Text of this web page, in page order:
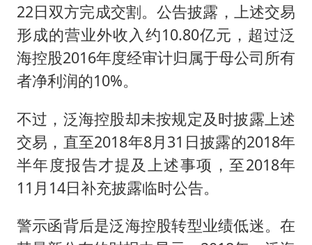
22日双方完成交割。公告披露，上述交易
形成的营业外收入约10.80亿元，超过泛
海控股2016年度经审计归属于母公司所有
者净利润的10%。
不过，泛海控股却未按规定及时披露上述
交易，直至2018年8月31日披露的2018年
半年度报告才提及上述事项，至2018年
11月14日补充披露临时公告。
警示函背后是泛海控股转型业绩低迷。在